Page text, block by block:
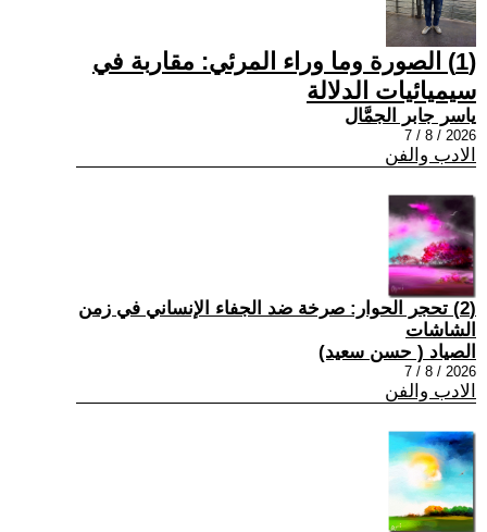
(1) الصورة وما وراء المرئي: مقاربة في
سيميائيات الدلالة
ياسر جابر الجمَّال
2026 / 8 / 7
الادب والفن
(2) تحجر الحوار: صرخة ضد الجفاء الإنساني في زمن
الشاشات
الصياد ‏( حسن سعيد‏)
2026 / 8 / 7
الادب والفن